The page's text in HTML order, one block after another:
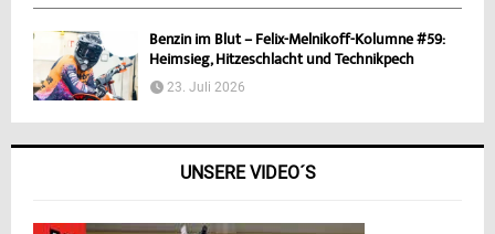
Benzin im Blut – Felix-Melnikoff-Kolumne #59:
Heimsieg, Hitzeschlacht und Technikpech
23. Juli 2026
UNSERE VIDEO´S